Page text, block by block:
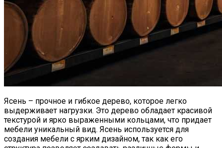
Ясень – прочное и гибкое дерево, которое легко
выдерживает нагрузки. Это дерево обладает красивой
текстурой и ярко выраженными кольцами, что придает
мебели уникальный вид. Ясень используется для
создания мебели с ярким дизайном, так как его